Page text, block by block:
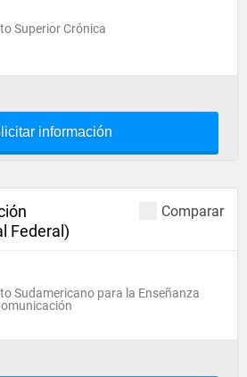
Superior Crónica
información
Comparar
Federal)
Sudamericano para la Enseñanza